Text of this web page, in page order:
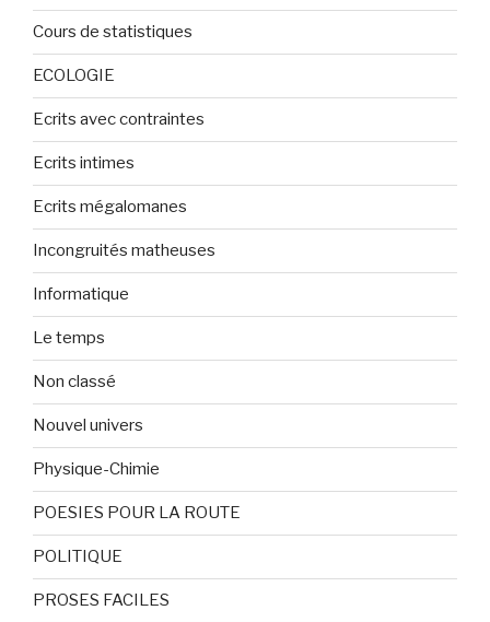
Cours de statistiques
ECOLOGIE
Ecrits avec contraintes
Ecrits intimes
Ecrits mégalomanes
Incongruités matheuses
Informatique
Le temps
Non classé
Nouvel univers
Physique-Chimie
POESIES POUR LA ROUTE
POLITIQUE
PROSES FACILES